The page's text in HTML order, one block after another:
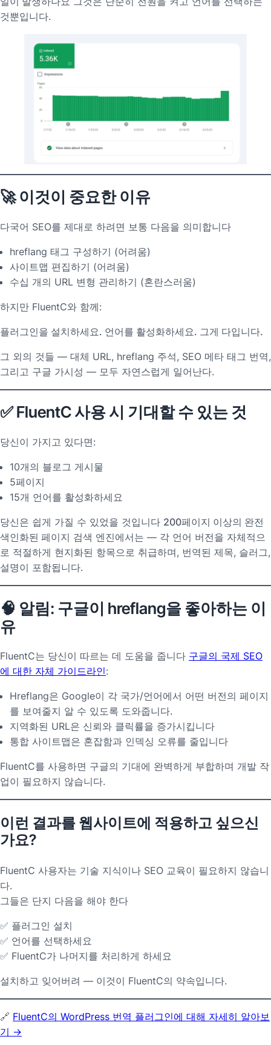
것뿐입니다.
🚀 이것이 중요한 이유
다국어 SEO를 제대로 하려면 보통 다음을 의미합니다
hreflang 태그 구성하기 (어려움)
사이트맵 편집하기 (어려움)
수십 개의 URL 변형 관리하기 (혼란스러움)
하지만 FluentC와 함께:
플러그인을 설치하세요. 언어를 활성화하세요. 그게 다입니다.
그 외의 것들 — 대체 URL, hreflang 주석, SEO 메타 태그 번역,
그리고 구글 가시성 — 모두 자연스럽게 일어난다.
✅ FluentC 사용 시 기대할 수 있는 것
당신이 가지고 있다면:
10개의 블로그 게시물
5페이지
15개 언어를 활성화하세요
당신은 쉽게 가질 수 있었을 것입니다 200페이지 이상의 완전
색인화된 페이지 검색 엔진에서는 — 각 언어 버전을 자체적으
로 적절하게 현지화된 항목으로 취급하며, 번역된 제목, 슬러그,
설명이 포함됩니다.
🧠 알림: 구글이 hreflang을 좋아하는 이
유
FluentC는 당신이 따르는 데 도움을 줍니다 구글의 국제 SEO
에 대한 자체 가이드라인:
Hreflang은 Google이 각 국가/언어에서 어떤 버전의 페이지
를 보여줄지 알 수 있도록 도와줍니다.
지역화된 URL은 신뢰와 클릭률을 증가시킵니다
통합 사이트맵은 혼잡함과 인덱싱 오류를 줄입니다
FluentC를 사용하면 구글의 기대에 완벽하게 부합하며 개발 작
업이 필요하지 않습니다.
이런 결과를 웹사이트에 적용하고 싶으신
가요?
FluentC 사용자는 기술 지식이나 SEO 교육이 필요하지 않습니
다.
그들은 단지 다음을 해야 한다
✅ 플러그인 설치
✅ 언어를 선택하세요
✅ FluentC가 나머지를 처리하게 하세요
설치하고 잊어버려 — 이것이 FluentC의 약속입니다.
🔗 FluentC의 WordPress 번역 플러그인에 대해 자세히 알아보
기 →